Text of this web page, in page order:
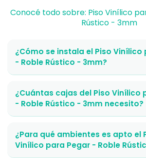
Conocé todo sobre: Piso Vinílico
Rústico - 3mm
¿Cómo se instala el Piso Vinílico
- Roble Rústico - 3mm?
¿Cuántas cajas del Piso Vinílico
- Roble Rústico - 3mm necesito?
¿Para qué ambientes es apto el
Vinílico para Pegar - Roble